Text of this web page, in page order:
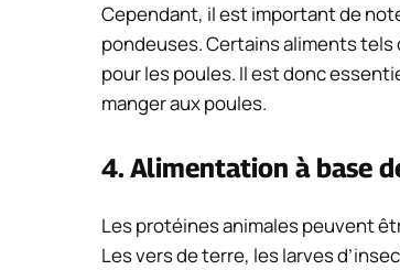
Cependant, il est important de
pondeuses. Certains aliments
pour les poules. Il est donc
manger aux poules.
4. Alimentation à base
Les protéines animales peuvent
Les vers de terre, les larves